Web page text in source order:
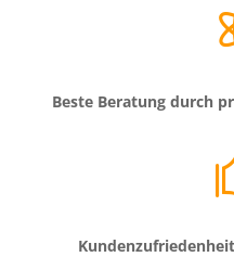
Beste Beratung durch